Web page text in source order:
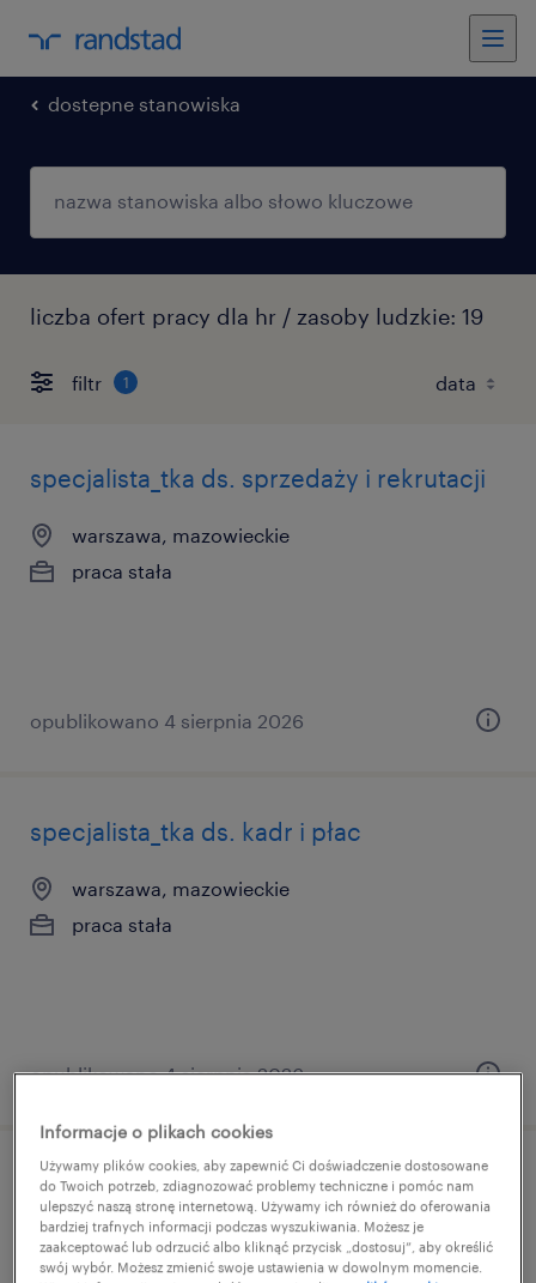
dostepne stanowiska
liczba ofert pracy dla hr / zasoby ludzkie: 19
filtr 1
specjalista_tka ds. sprzedaży i rekrutacji
warszawa, mazowieckie
praca stała
opublikowano 4 sierpnia 2026
specjalista_tka ds. kadr i płac
warszawa, mazowieckie
praca stała
opublikowano 4 sierpnia 2026
młodszy_a specjalista_tka ds. kadr
warszawa, mazowieckie
praca stała
Informacje o plikach cookies
Używamy plików cookies, aby zapewnić Ci doświadczenie dostosowane
do Twoich potrzeb, zdiagnozować problemy techniczne i pomóc nam
ulepszyć naszą stronę internetową. Używamy ich również do oferowania
bardziej trafnych informacji podczas wyszukiwania. Możesz je
zaakceptować lub odrzucić albo kliknąć przycisk „dostosuj”, aby określić
swój wybór. Możesz zmienić swoje ustawienia w dowolnym momencie.